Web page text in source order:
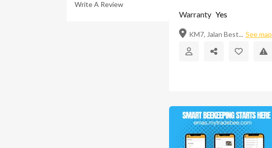
Write A Review
Warranty Yes
KM7, Jalan Best... See map